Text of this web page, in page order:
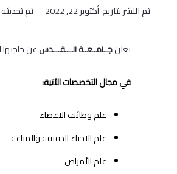
تم النشر بتاريخأكتوبر 22, 2022 تم تحديثه
تعلن‭ ‬جــامــعــة‭ ‬الــــقــــدس
في‭ ‬مجال‭ ‬التخصصات‭ ‬الآتية‭:‬
علم‭ ‬وظائف‭ ‬الاعضاء
علم‭ ‬الاحياء‭ ‬الدقيقة‭ ‬والمناعة
علم‭ ‬الأمراض